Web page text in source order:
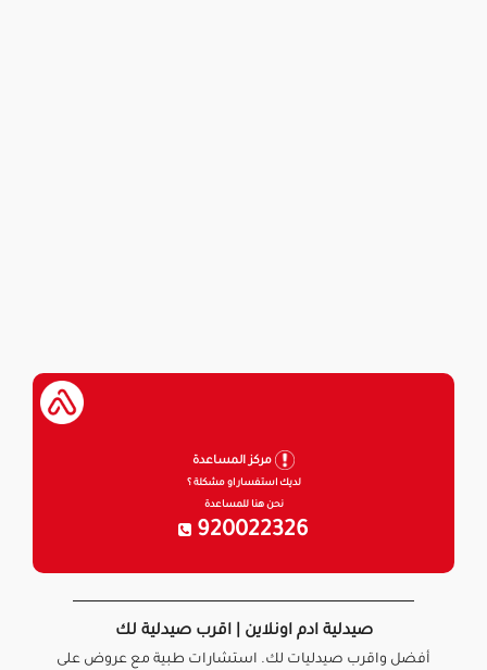
مركز المساعدة
لديك استفسار او مشكلة ؟
نحن هنا للمساعدة
920022326
صيدلية ادم اونلاين | اقرب صيدلية لك
أفضل واقرب صيدليات لك. استشارات طبية مع عروض على